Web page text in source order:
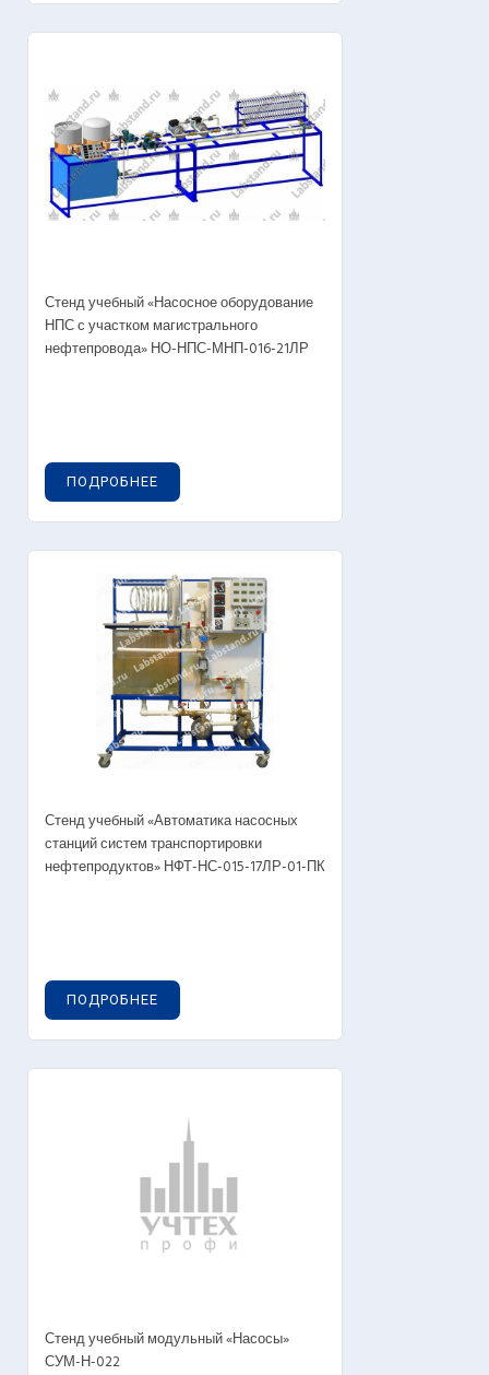
Стенд учебный «Насосное оборудование
НПС с участком магистрального
нефтепровода» НО-НПС-МНП-016-21ЛР
ПОДРОБНЕЕ
Стенд учебный «Автоматика насосных
станций систем транспортировки
нефтепродуктов» НФТ-НС-015-17ЛР-01-ПК
ПОДРОБНЕЕ
Стенд учебный модульный «Насосы»
СУМ-Н-022